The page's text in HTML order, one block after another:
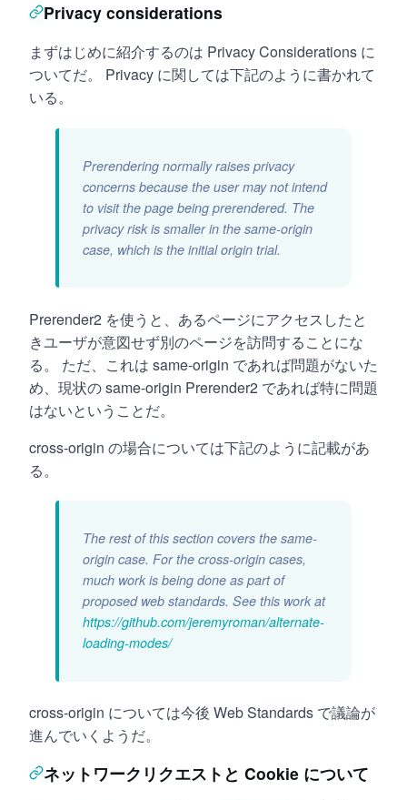
Privacy considerations
まずはじめに紹介するのは Privacy Considerations に
ついてだ。 Privacy に関しては下記のように書かれて
いる。
Prerendering normally raises privacy
concerns because the user may not intend
to visit the page being prerendered. The
privacy risk is smaller in the same-origin
case, which is the initial origin trial.
Prerender2 を使うと、あるページにアクセスしたと
きユーザが意図せず別のページを訪問することにな
る。 ただ、これは same-origin であれば問題がないた
め、現状の same-origin Prerender2 であれば特に問題
はないということだ。
cross-origin の場合については下記のように記載があ
る。
The rest of this section covers the same-
origin case. For the cross-origin cases,
much work is being done as part of
proposed web standards. See this work at
https://github.com/jeremyroman/alternate-
loading-modes/
cross-origin については今後 Web Standards で議論が
進んでいくようだ。
ネットワークリクエストと Cookie について